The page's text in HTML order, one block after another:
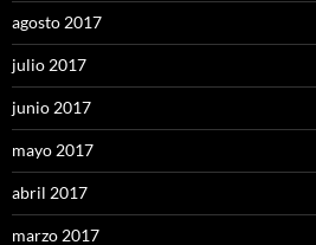
agosto 2017
julio 2017
junio 2017
mayo 2017
abril 2017
marzo 2017